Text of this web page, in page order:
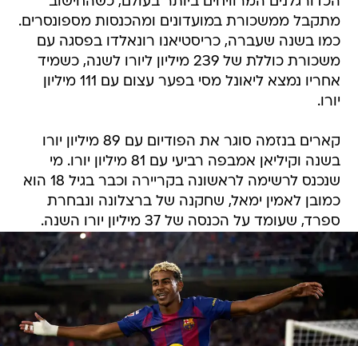
מתקבל ממשכורת במועדונים ומהכנסות מספונסרים.
כמו בשנה שעברה, כריסטיאנו רונאלדו בפסגה עם
משכורת כוללת של 239 מיליון ליורו לשנה, כשמיד
אחריו נמצא ליאונל מסי בפער עצום עם 111 מיליון
יורו.
קארים בנזמה סוגר את הפודיום עם 89 מיליון יורו
בשנה וקיליאן אמבפה רביעי עם 81 מיליון יורו. מי
שנכנס לרשימה לראשונה בקריירה וכבר בגיל 18 הוא
כמובן לאמין ימאל, שחקנה של ברצלונה ונבחרת
ספרד, שעומד על הכנסה של 37 מיליון יורו השנה.